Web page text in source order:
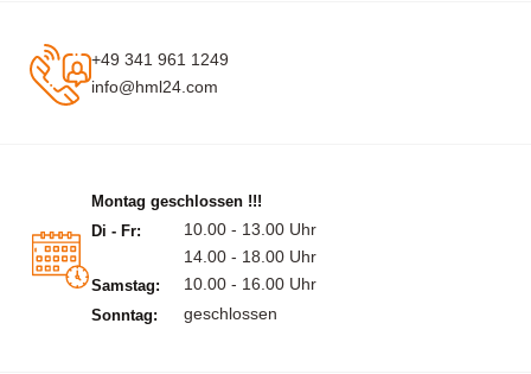
+49 341 961 1249
info@hml24.com
Montag geschlossen !!!
Di - Fr:
10.00 - 13.00 Uhr
14.00 - 18.00 Uhr
Samstag: 10.00 - 16.00 Uhr
Sonntag: geschlossen